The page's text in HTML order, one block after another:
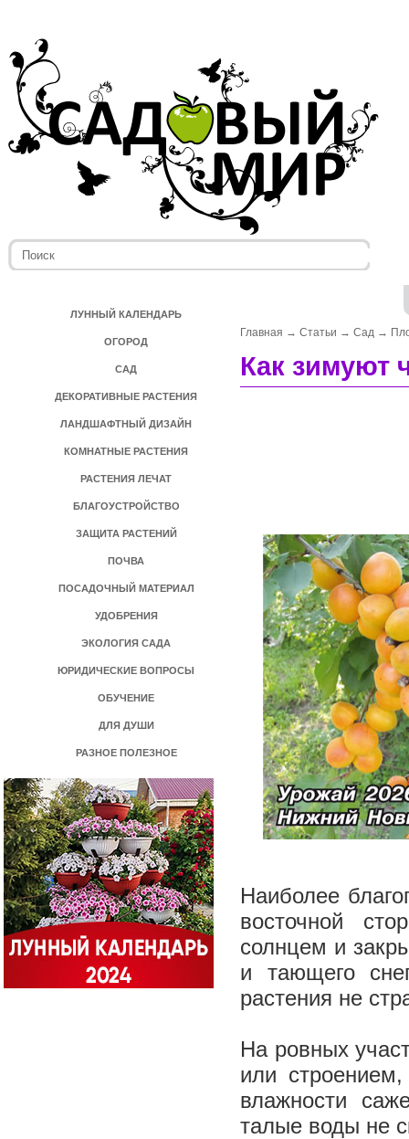
ЛУННЫЙ КАЛЕНДАРЬ
ОГОРОД
САД
ДЕКОРАТИВНЫЕ РАСТЕНИЯ
ЛАНДШАФТНЫЙ ДИЗАЙН
КОМНАТНЫЕ РАСТЕНИЯ
РАСТЕНИЯ ЛЕЧАТ
БЛАГОУСТРОЙСТВО
ЗАЩИТА РАСТЕНИЙ
ПОЧВА
ПОСАДОЧНЫЙ МАТЕРИАЛ
УДОБРЕНИЯ
ЭКОЛОГИЯ САДА
ЮРИДИЧЕСКИЕ ВОПРОСЫ
ОБУЧЕНИЕ
ДЛЯ ДУШИ
РАЗНОЕ ПОЛЕЗНОЕ
Главная → Статьи → Сад →
Как зимуют
Наиболее
восточной
солнцем и
и тающего
растения не
На ровных
или
влажности
талые воды не